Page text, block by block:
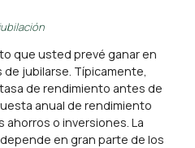
que usted prevé ganar en
jubilarse. Típicamente,
de rendimiento antes de
anual de rendimiento
o inversiones. La
en gran parte de los